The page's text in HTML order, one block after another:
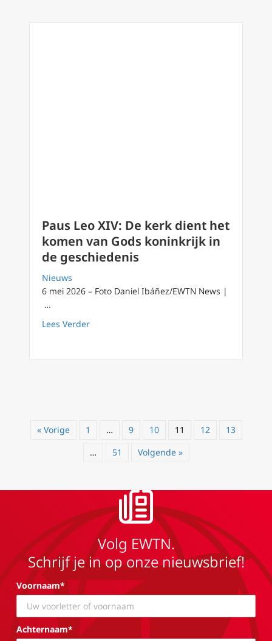
Paus Leo XIV: De kerk dient het
komen van Gods koninkrijk in
de geschiedenis
Nieuws
6 mei 2026 – Foto Daniel Ibáñez/EWTN News |
…
Lees Verderabout Paus Leo XIV: De kerk dient het
« Vorige 1 … 9 10 11 12
13
…
51 Volgende »
Volg EWTN.
Schrijf je in op onze nieuwsbrief!
Voornaam*
Achternaam*